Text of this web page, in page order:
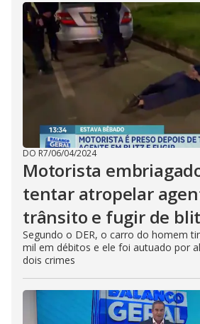
DO R7/06/04/2024
Motorista
tentar atropelar
trânsito e fugir de
Segundo o DER, o carro do homem
mil em débitos e ele foi autuado por
dois crimes